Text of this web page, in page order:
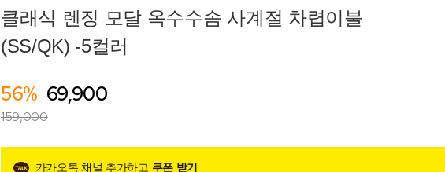
클래식 렌징 모달 옥수수솜 사계절 차렵이불
(SS/QK) -5컬러
56% 69,900
159,000
카카오톡 채널 추가하고 쿠폰 받기